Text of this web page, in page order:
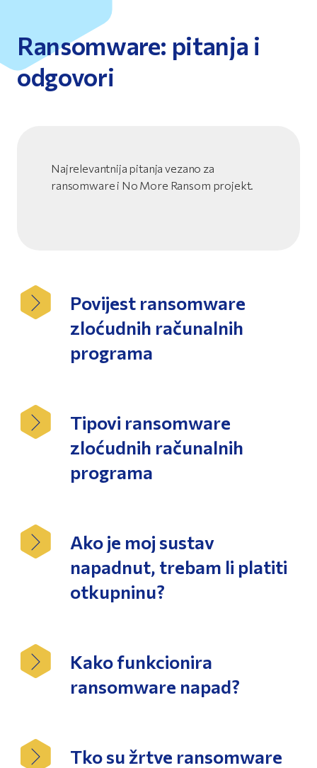
Ransomware: pitanja i
odgovori
Najrelevantnija pitanja vezano za
ransomware i No More Ransom projekt.
Povijest ransomware
zloćudnih računalnih
programa
Tipovi ransomware
zloćudnih računalnih
programa
Ako je moj sustav
napadnut, trebam li platiti
otkupninu?
Kako funkcionira
ransomware napad?
Tko su žrtve ransomware